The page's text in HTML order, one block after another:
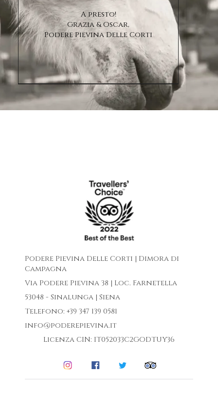
A presto!
Grazia & Oscar,
Podere Pievina Delle Corti
Podere Pievina Delle Corti | Dimora di
Campagna
Via Podere Pievina 38 | Loc. Farnetella
53048 - Sinalunga | Siena
Telefono: +39 347 139 0581
info@poderepievina.it
Licenza CIN: IT052033C2GODTUY36